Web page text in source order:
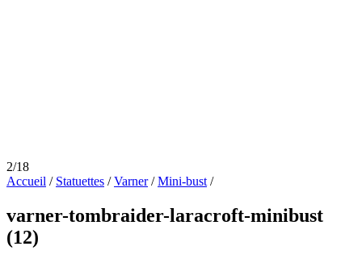
2/18
Accueil / Statuettes /Varner/Mini-bust /
varner-tombraider-laracroft-minibust
(12)